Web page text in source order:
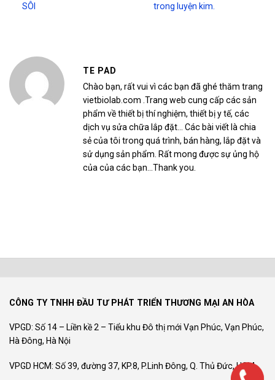
SÔI
trong luyện kim.
TE PAD
Chào bạn, rất vui vì các bạn đã ghé thăm trang
vietbiolab.com .Trang web cung cấp các sản
phẩm về thiết bị thí nghiệm, thiết bị y tế, các
dịch vụ sửa chữa lắp đặt... Các bài viết là chia
sẻ của tôi trong quá trình, bán hàng, lắp đặt và
sử dụng sản phẩm. Rất mong được sự ủng hộ
của của các bạn...Thank you.
CÔNG TY TNHH ĐẦU TƯ PHÁT TRIỂN THƯƠNG MẠI AN HÒA
VPGD: Số 14 – Liền kề 2 – Tiểu khu Đô thị mới Vạn Phúc, Vạn Phúc,
Hà Đông, Hà Nội
VPGD HCM: Số 39, đường 37, KP.8, P.Linh Đông, Q. Thủ Đức, HCM